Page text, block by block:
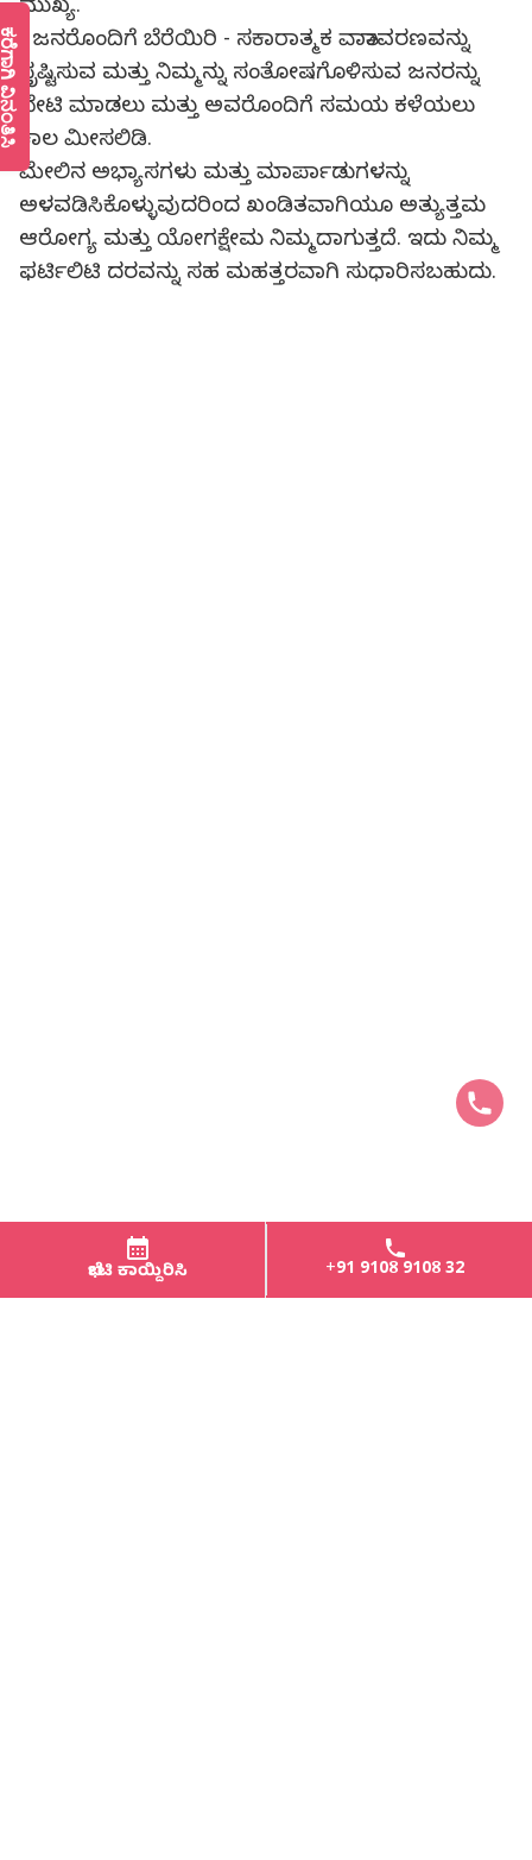
ಮುಖ್ಯ.
• ಜನರೊಂದಿಗೆ ಬೆರೆಯಿರಿ - ಸಕಾರಾತ್ಮಕ ವಾತಾವರಣವನ್ನು
ಸೃಷ್ಟಿಸುವ ಮತ್ತು ನಿಮ್ಮನ್ನು ಸಂತೋಷಗೊಳಿಸುವ ಜನರನ್ನು
ಭೇಟಿ ಮಾಡಲು ಮತ್ತು ಅವರೊಂದಿಗೆ ಸಮಯ ಕಳೆಯಲು
ಕಾಲ ಮೀಸಲಿಡಿ.
ಮೇಲಿನ ಅಭ್ಯಾಸಗಳು ಮತ್ತು ಮಾರ್ಪಾಡುಗಳನ್ನು
ಅಳವಡಿಸಿಕೊಳ್ಳುವುದರಿಂದ ಖಂಡಿತವಾಗಿಯೂ ಅತ್ಯುತ್ತಮ
ಆರೋಗ್ಯ ಮತ್ತು ಯೋಗಕ್ಷೇಮ ನಿಮ್ಮದಾಗುತ್ತದೆ. ಇದು ನಿಮ್ಮ
ಫರ್ಟಿಲಿಟಿ ದರವನ್ನು ಸಹ ಮಹತ್ತರವಾಗಿ ಸುಧಾರಿಸಬಹುದು.
ಭೇಟಿ ಕಾಯ್ದಿರಿಸಿ +91 9108 9108 32